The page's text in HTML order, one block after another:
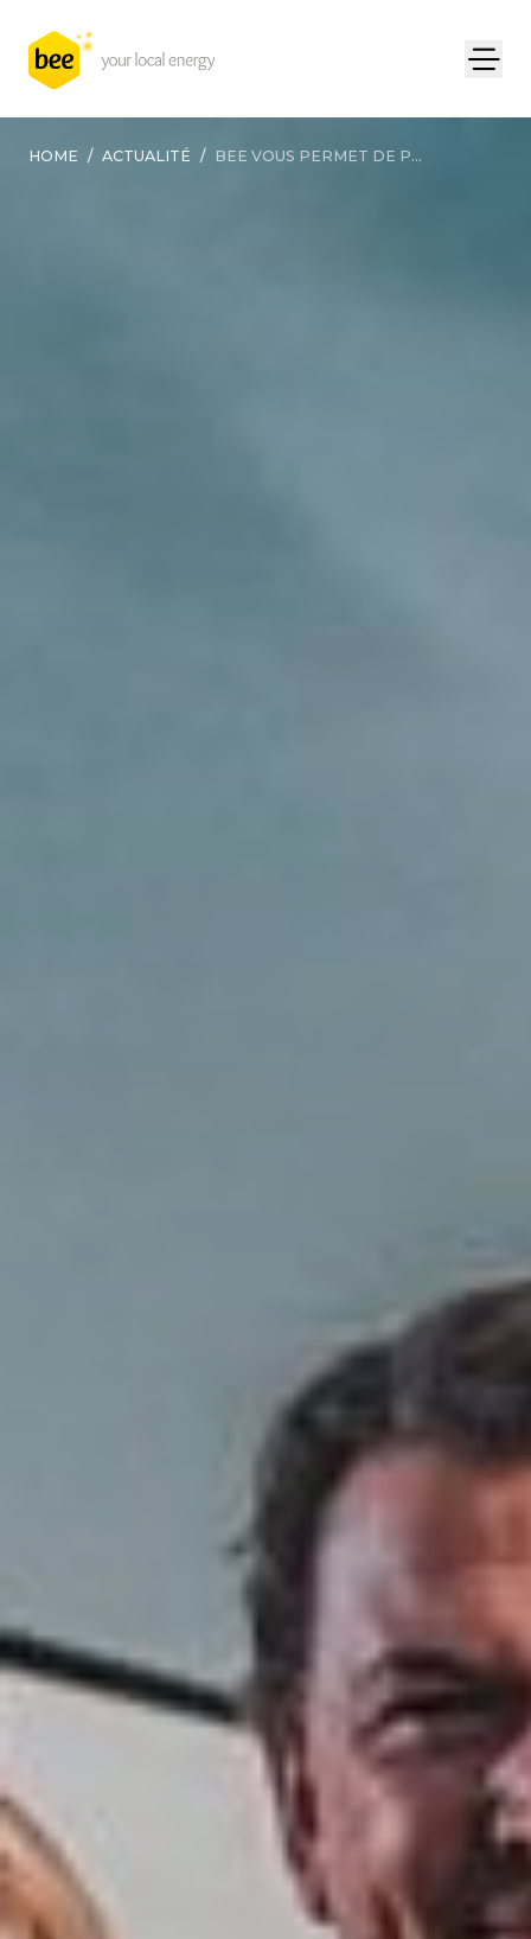
HOME / ACTUALITÉ / BEE VOUS PERMET DE P...